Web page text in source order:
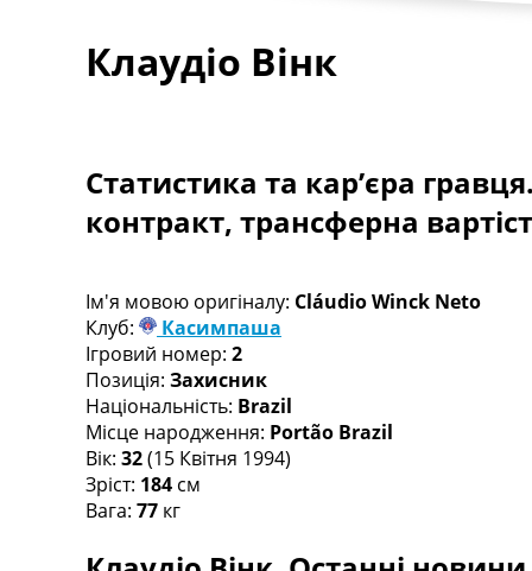
Турніри
Чемпіонат Світу
Англія. Прем’єр-Ліга
Іспанія. Ла Ліга
Ще Турніри >>>
Чемпіонат Світу. Турнирні таблиці
Таблиця УПЛ
Перша Ліга
Таблиця АПЛ
Таблиця Ла Ліги
Таблиця Ліги Чемпіонів
Всі таблиці >>>
Рейтинги
Рейтинг ФІФА
Клаудіо Вінк
Статистика та кар’єра
контракт, трансферна
Ім'я мовою оригіналу: Cláudio Winck Neto
Клуб:
Касимпаша
Ігровий номер: 2
Позиція: Захисник
Національність: Brazil
Місце народження: Portão Brazil
Вік: 32(15 Квітня 1994)
Зріст: 184 см
Вага: 77 кг